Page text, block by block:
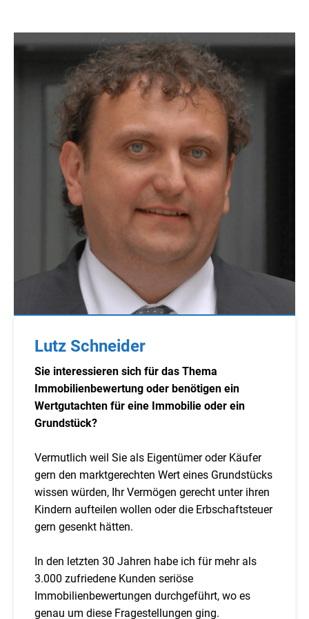
Lutz Schneider
Sie interessieren sich für das Thema
Immobilienbewertung oder benötigen ein
Wertgutachten für eine Immobilie oder ein
Grundstück?
Vermutlich weil Sie als Eigentümer oder Käufer
gern den marktgerechten Wert eines Grundstücks
wissen würden, Ihr Vermögen gerecht unter ihren
Kindern aufteilen wollen oder die Erbschaftsteuer
gern gesenkt hätten.
In den letzten 30 Jahren habe ich für mehr als
3.000 zufriedene Kunden seriöse
Immobilienbewertungen durchgeführt, wo es
genau um diese Fragestellungen ging.